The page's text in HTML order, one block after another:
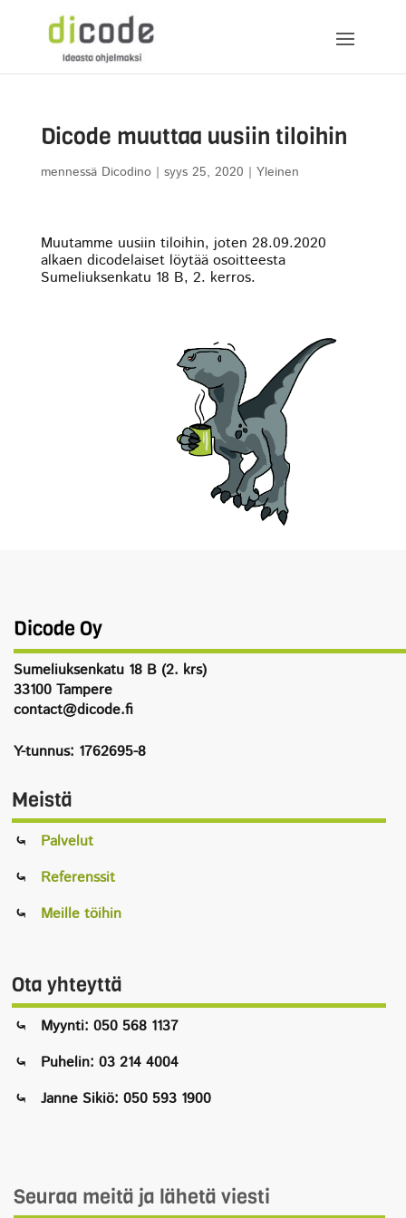
Dicode muuttaa uusiin tiloihin
mennessä Dicodino| syys 25, 2020 | Yleinen
Muutamme uusiin tiloihin, joten 28.09.2020
alkaen dicodelaiset löytää osoitteesta
Sumeliuksenkatu 18 B, 2. kerros.
Dicode Oy
Sumeliuksenkatu 18 B (2. krs)
33100 Tampere
contact@dicode.fi
Y-tunnus: 1762695-8
Meistä
Palvelut
Referenssit
Meille töihin
Ota yhteyttä
Myynti: 050 568 1137
Puhelin: 03 214 4004
Janne Sikiö: 050 593 1900
Seuraa meitä ja lähetä viesti